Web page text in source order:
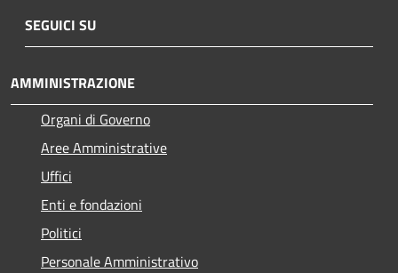
SEGUICI SU
AMMINISTRAZIONE
Organi di Governo
Aree Amministrative
Uffici
Enti e fondazioni
Politici
Personale Amministrativo